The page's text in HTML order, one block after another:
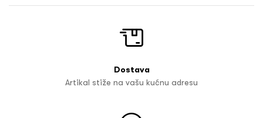
Dostava
Artikal stiže na vašu kućnu adresu